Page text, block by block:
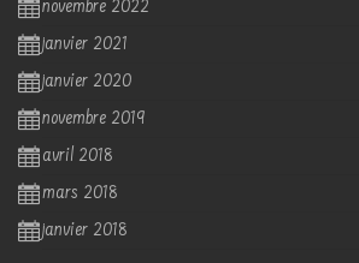
novembre 2022
janvier 2021
janvier 2020
novembre 2019
avril 2018
mars 2018
janvier 2018